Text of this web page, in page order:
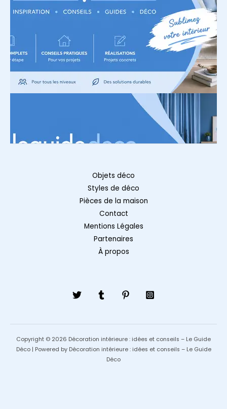
Objets déco
Styles de déco
Pièces de la maison
Contact
Mentions Légales
Partenaires
À propos
Copyright © 2026 Décoration intérieure : idées et conseils – Le Guide
Déco | Powered by Décoration intérieure : idées et conseils – Le Guide
Déco